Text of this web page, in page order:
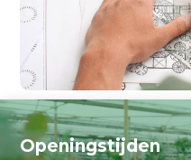
Openingstijden